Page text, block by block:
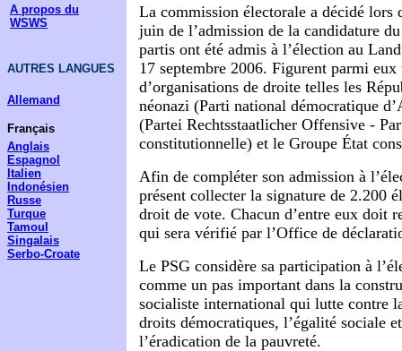
A propos du
WSWS
AUTRES LANGUES
Allemand
Français
Anglais
Espagnol
Italien
Indonésien
Russe
Turque
Tamoul
Singalais
Serbo-Croate
La commission électorale a décidé lors
juin de l’admission de la candidature
partis ont été admis à l’élection au
17 septembre 2006. Figurent parmi eux
d’organisations de droite telles les
néonazi (Parti national démocratique
(Partei Rechtsstaatlicher Offensive -
constitutionnelle) et le Groupe État
Afin de compléter son admission à
présent collecter la signature de 2.200
droit de vote. Chacun d’entre eux doit
qui sera vérifié par l’Office de
Le PSG considère sa participation à
comme un pas important dans la
socialiste international qui lutte contre
droits démocratiques, l’égalité sociale
l’éradication de la pauvreté.